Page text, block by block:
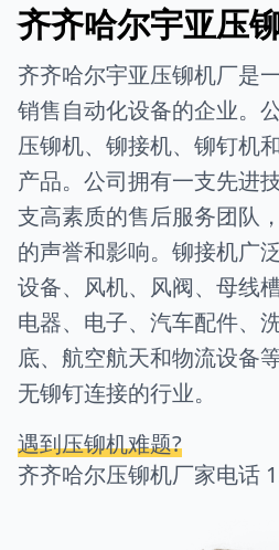
齐齐哈尔宇亚压
齐齐哈尔宇亚压铆机厂是
销售自动化设备的企业。
压铆机、铆接机、铆钉机
产品。公司拥有一支先进
支高素质的售后服务团队
的声誉和影响。铆接机广
设备、风机、风阀、母线
电器、电子、汽车配件、
底、航空航天和物流设备
无铆钉连接的行业。
遇到压铆机难题?
齐齐哈尔压铆机厂家电话